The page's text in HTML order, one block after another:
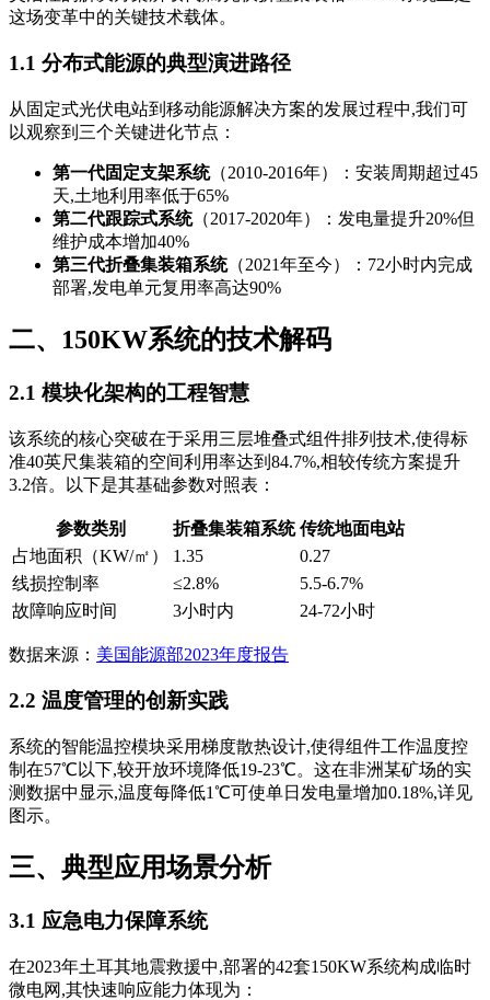
这场变革中的关键技术载体。
1.1 分布式能源的典型演进路径
从固定式光伏电站到移动能源解决方案的发展过程中,我们可
以观察到三个关键进化节点：
第一代固定支架系统（2010-2016年）：安装周期超过45
天,土地利用率低于65%
第二代跟踪式系统（2017-2020年）：发电量提升20%但
维护成本增加40%
第三代折叠集装箱系统（2021年至今）：72小时内完成
部署,发电单元复用率高达90%
二、150KW系统的技术解码
2.1 模块化架构的工程智慧
该系统的核心突破在于采用三层堆叠式组件排列技术,使得标
准40英尺集装箱的空间利用率达到84.7%,相较传统方案提升
3.2倍。以下是其基础参数对照表：
参数类别 折叠集装箱系统 传统地面电站
占地面积（KW/㎡）
1.35
0.27
线损控制率
≤2.8%
5.5-6.7%
故障响应时间
3小时内 24-72小时
数据来源： 美国能源部2023年度报告
2.2 温度管理的创新实践
系统的智能温控模块采用梯度散热设计,使得组件工作温度控
制在57℃以下,较开放环境降低19-23℃。这在非洲某矿场的实
测数据中显示,温度每降低1℃可使单日发电量增加0.18%,详见
图示。
三、典型应用场景分析
3.1 应急电力保障系统
在2023年土耳其地震救援中,部署的42套150KW系统构成临时
微电网,其快速响应能力体现为：